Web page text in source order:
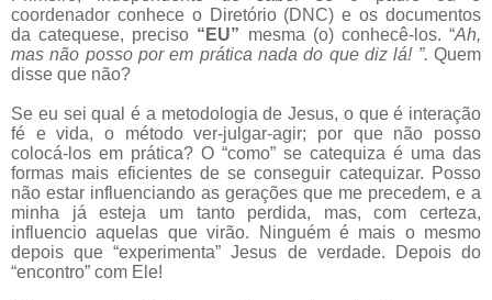
coordenador conhece o Diretório (DNC) e os documentos
da catequese, preciso “EU” mesma (o) conhecê-los. “Ah,
mas não posso por em prática nada do que diz lá! ”. Quem
disse que não?
Se eu sei qual é a metodologia de Jesus, o que é interação
fé e vida, o método ver-julgar-agir; por que não posso
colocá-los em prática? O “como” se catequiza é uma das
formas mais eficientes de se conseguir catequizar. Posso
não estar influenciando as gerações que me precedem, e a
minha já esteja um tanto perdida, mas, com certeza,
influencio aquelas que virão. Ninguém é mais o mesmo
depois que “experimenta” Jesus de verdade. Depois do
“encontro” com Ele!